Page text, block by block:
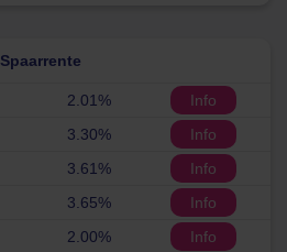
Spaarrente
2.01%
Info
3.30%
Info
3.61%
Info
3.65%
Info
2.00% Info